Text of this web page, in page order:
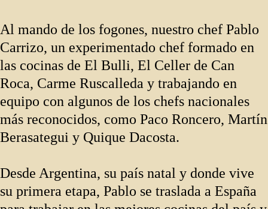
Al mando de los fogones, nuestro chef Pablo
Carrizo, un experimentado chef formado en
las cocinas de El Bulli, El Celler de Can
Roca, Carme Ruscalleda y trabajando en
equipo con algunos de los chefs nacionales
más reconocidos, como Paco Roncero, Martín
Berasategui y Quique Dacosta.
Desde Argentina, su país natal y donde vive
su primera etapa, Pablo se traslada a España